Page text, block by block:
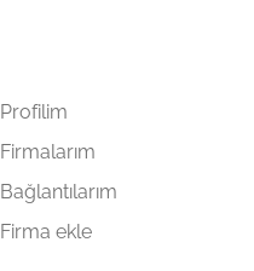
Profilim
Firmalarım
Bağlantılarım
Firma ekle